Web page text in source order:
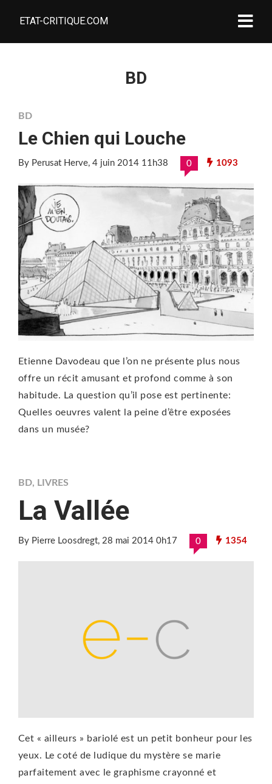
ETAT-CRITIQUE.COM
BD
BD
Le Chien qui Louche
By Perusat Herve, 4 juin 2014 11h38 0 1093
Etienne Davodeau que l’on ne présente plus nous
offre un récit amusant et profond comme à son
habitude. La question qu’il pose est pertinente:
Quelles oeuvres valent la peine d’être exposées
dans un musée?
BD, LIVRES
La Vallée
By Pierre Loosdregt, 28 mai 2014 0h17 0 1354
Cet « ailleurs » bariolé est un petit bonheur pour les
yeux. Le coté de ludique du mystère se marie
parfaitement avec le graphisme crayonné et